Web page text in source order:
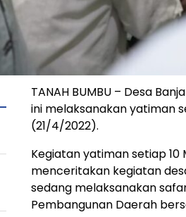
TANAH BUMBU – Desa
ini melaksanakan yatiman
(21/4/2022).
Kegiatan yatiman setiap
menceritakan kegiatan
sedang melaksanakan
Pembangunan Daerah